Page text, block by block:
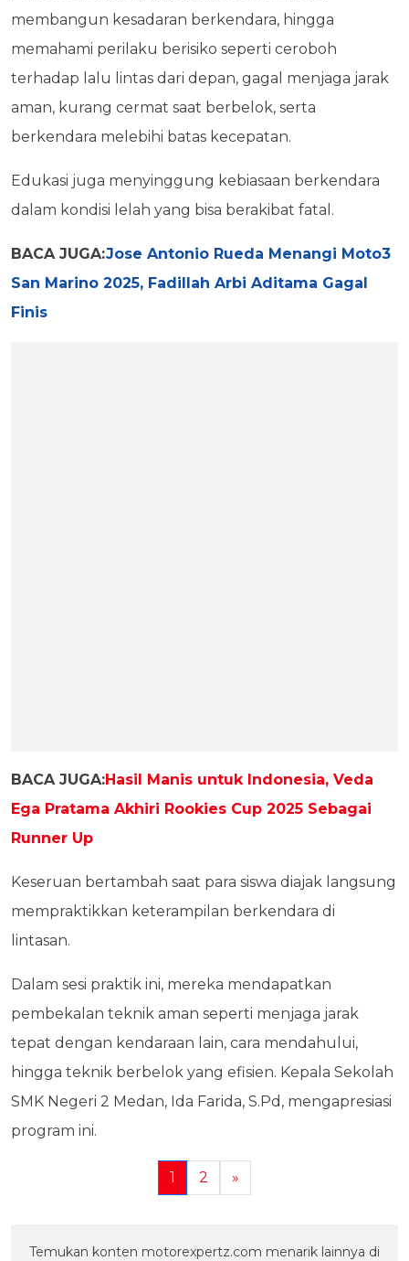
membangun kesadaran berkendara, hingga
memahami perilaku berisiko seperti ceroboh
terhadap lalu lintas dari depan, gagal menjaga jarak
aman, kurang cermat saat berbelok, serta
berkendara melebihi batas kecepatan.
Edukasi juga menyinggung kebiasaan berkendara
dalam kondisi lelah yang bisa berakibat fatal.
BACA JUGA:Jose Antonio Rueda Menangi Moto3
San Marino 2025, Fadillah Arbi Aditama Gagal
Finis
BACA JUGA:Hasil Manis untuk Indonesia, Veda
Ega Pratama Akhiri Rookies Cup 2025 Sebagai
Runner Up
Keseruan bertambah saat para siswa diajak langsung
mempraktikkan keterampilan berkendara di
lintasan.
Dalam sesi praktik ini, mereka mendapatkan
pembekalan teknik aman seperti menjaga jarak
tepat dengan kendaraan lain, cara mendahului,
hingga teknik berbelok yang efisien. Kepala Sekolah
SMK Negeri 2 Medan, Ida Farida, S.Pd, mengapresiasi
program ini.
1 2 »
Temukan konten motorexpertz.com menarik lainnya di